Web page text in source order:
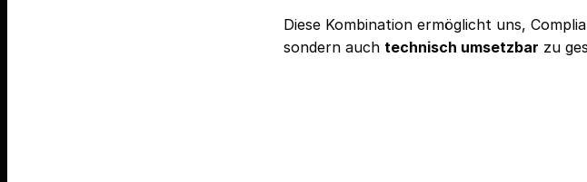
Diese Kombination ermöglicht uns,
sondern auch technisch umsetzbar zu